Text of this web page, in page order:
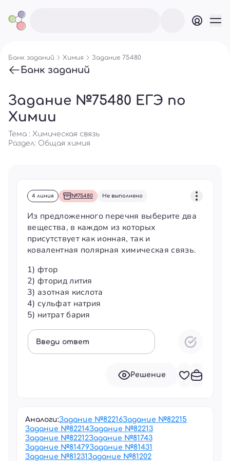
Банк заданий Химия Задание 75480
Банк заданий
Задание №75480 ЕГЭ по
Химии
Тема : Химическая связь
Раздел: Общая химия
4 линия №75480 Не выполнено
Из предложенного перечня выберите два
вещества, в каждом из которых
присутствует как ионная, так и
ковалентная полярная химическая связь.
1) фтор
2) фторид лития
3) азотная кислота
4) сульфат натрия
5) нитрат бария
Введи ответ
Решение
Аналоги:Задание №82216Задание №82215
Задание №82214Задание №82213
Задание №82212Задание №81743
Задание №81479Задание №81431
Задание №81231Задание №81202